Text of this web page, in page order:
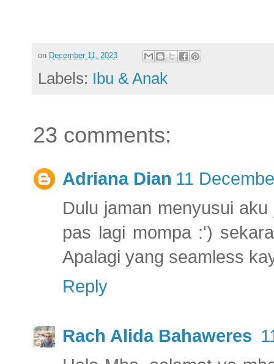
on December 11, 2023
Labels: Ibu & Anak
23 comments:
Adriana Dian 11
Dulu jaman menyusui
pas lagi mompa :')
Apalagi yang seamless
Reply
Rach Alida Bahaweres